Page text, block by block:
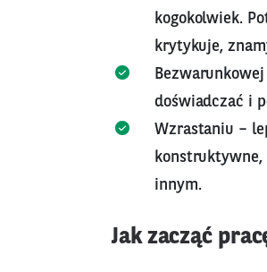
kogokolwiek.
krytykuje,
doświadczać i
Wzrastaniu –
konstruktywne,
innym.
Jak zacząć